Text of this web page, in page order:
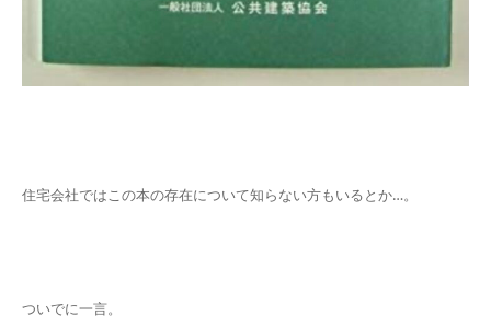
住宅会社ではこの本の存在について知らない方もいるとか…。
ついでに一言。